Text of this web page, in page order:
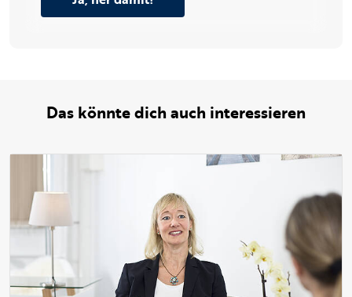
Das könnte dich auch interessieren